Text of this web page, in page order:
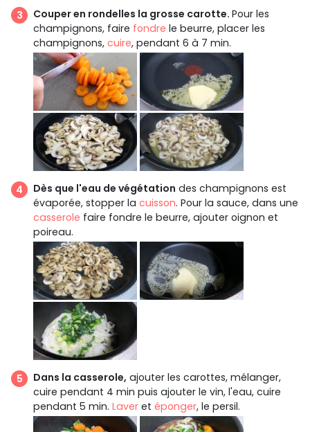
Couper en rondelles la grosse carotte. Pour les
champignons, faire fondre le beurre, placer les
champignons, cuire, pendant 6 à 7 min.
Dès que l'eau de végétation des champignons est
évaporée, stopper la cuisson. Pour la sauce, dans une
casserole faire fondre le beurre, ajouter oignon et
poireau.
Dans la casserole, ajouter les carottes, mélanger,
cuire pendant 4 min puis ajouter le vin, l'eau, cuire
pendant 5 min. Laver et éponger, le persil.